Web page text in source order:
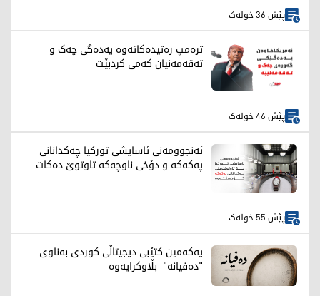
پێش 36 خولەک
ترەمپ رەتیدەکاتەوە یەدەگی چەک و
تەقەمەنیان کەمی کردبێت
پێش 46 خولەک
ئەنجوومەنی ئاسایشی تورکیا چەکدانانی
پەکەکە و دۆخی ناوچەکە تاوتوێ دەکات
پێش 55 خولەک
یەکەمین کتێبی دیجیتاڵی کوردی بەناوی
"دەفیانە" بڵاوکرایەوە